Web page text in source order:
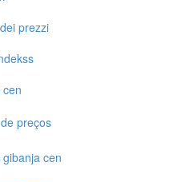
prezzi
preços
cen